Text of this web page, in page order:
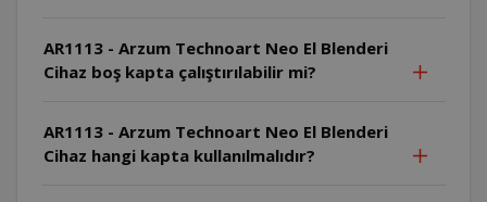
AR1113 - Arzum Technoart Neo El Blenderi
Cihaz boş kapta çalıştırılabilir mi?
AR1113 - Arzum Technoart Neo El Blenderi
Cihaz hangi kapta kullanılmalıdır?